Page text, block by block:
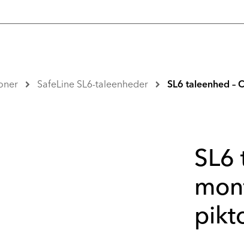
SafeLine SL6-taleenheder SL6 taleenhed –
SL6